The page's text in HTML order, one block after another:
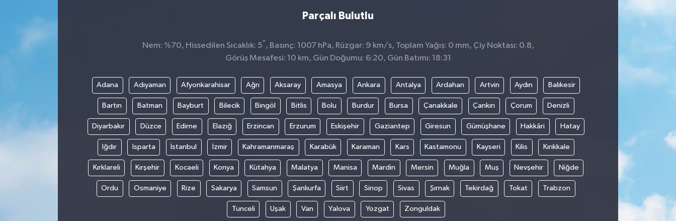
Parçalı Bulutlu
Nem: %70, Hissedilen Sıcaklık: 5° , Basınç: 1007 hPa, Rüzgar: 9 km/s, Toplam Yağış: 0 mm, Çiy Noktası: 0.8,
Görüş Mesafesi: 10 km, Gün Doğumu: 6:20, Gün Batımı: 18:31
Adana Adıyaman Afyonkarahisar Ağrı Aksaray Amasya Ankara Antalya Ardahan Artvin Aydın Balıkesir
Bartın Batman Bayburt Bilecik Bingöl Bitlis Bolu Burdur Bursa Çanakkale Çankırı Çorum Denizli
Diyarbakır Düzce Edirne Elazığ Erzincan Erzurum Eskişehir Gaziantep Giresun Gümüşhane Hakkâri Hatay
Iğdır Isparta İstanbul İzmir Kahramanmaraş Karabük Karaman Kars Kastamonu Kayseri Kilis Kırıkkale
Kırklareli Kırşehir Kocaeli Konya Kütahya Malatya Manisa Mardin Mersin Muğla Muş Nevşehir Niğde
Ordu Osmaniye Rize Sakarya Samsun Şanlıurfa Siirt Sinop Sivas Şırnak Tekirdağ Tokat Trabzon
Tunceli Uşak Van Yalova Yozgat Zonguldak
İnegöl
Özel Haber